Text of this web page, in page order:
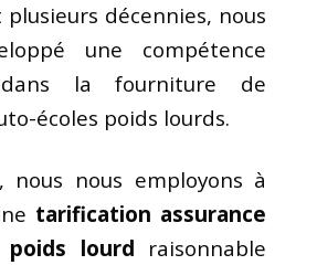
décennies, nous
une compétence
dans la fourniture de
écoles poids lourds.
nous nous employons à
tarification assurance
poids lourd raisonnable